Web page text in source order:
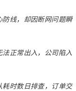
线，却因断网问题瞬
正常出入，公司陷入
时数日排查，订单交